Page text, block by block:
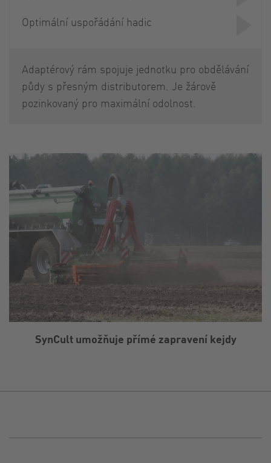
Optimální uspořádání hadic
Adaptérový rám spojuje jednotku pro obdělávání
půdy s přesným distributorem. Je žárově
pozinkovaný pro maximální odolnost.
SynCult umožňuje přímé zapravení kejdy